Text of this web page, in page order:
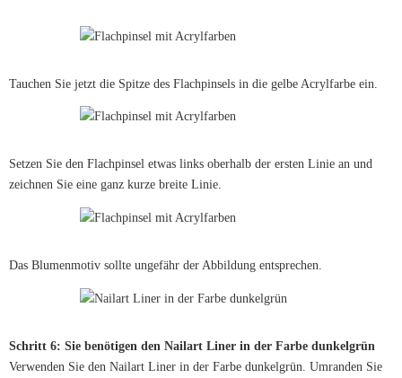
Tauchen Sie jetzt die Spitze des Flachpinsels in die gelbe Acrylfarbe ein.
Setzen Sie den Flachpinsel etwas links oberhalb der ersten Linie an und
zeichnen Sie eine ganz kurze breite Linie.
Das Blumenmotiv sollte ungefähr der Abbildung entsprechen.
Schritt 6: Sie benötigen den Nailart Liner in der Farbe dunkelgrün
Verwenden Sie den Nailart Liner in der Farbe dunkelgrün. Umranden Sie